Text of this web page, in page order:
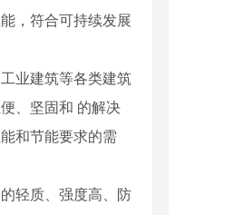
发泡水泥复合板安装
，符合可持续发展
业建筑等各类建筑
、坚固和 的解决
和节能要求的需
轻质、强度高、防